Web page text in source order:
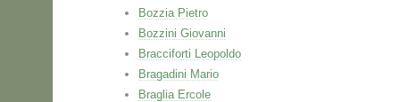
Bozzia Pietro
Bozzini Giovanni
Bracciforti Leopoldo
Bragadini Mario
Braglia Ercole